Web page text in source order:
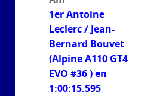
1er Antoine
Leclerc / Jean-
Bernard Bouvet
(Alpine A110 GT4
EVO #36 ) en
1:00:15.595